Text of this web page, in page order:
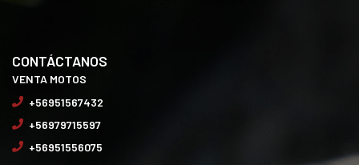
CONTÁCTANOS
VENTA MOTOS
+56951567432
+56979715597
+56951556075